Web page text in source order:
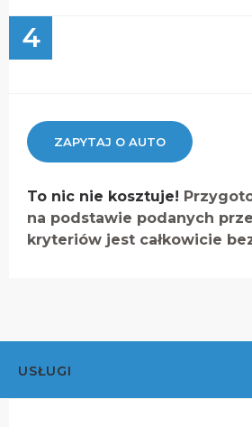
4
ZAPYTAJ O AUTO
To nic nie kosztuje!
na podstawie podanych
kryteriów jest całkowicie
USŁUGI